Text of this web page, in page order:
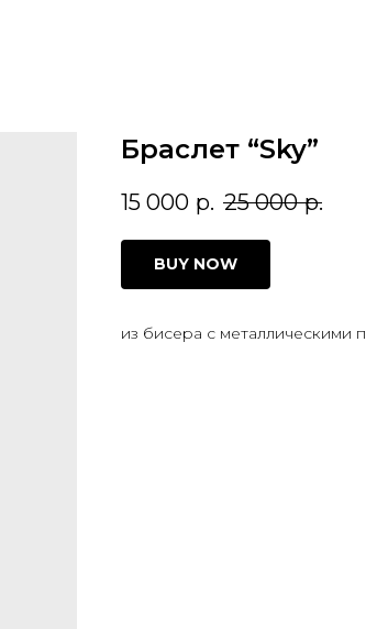
Браслет “Sky”
15 000 р. 25 000 р.
BUY NOW
из бисера с металлическими